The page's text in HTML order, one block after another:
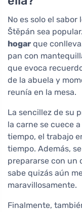
No es solo el sabor
Štěpán sea
hogar que
pan con
que evoca
de la abuela y
reunía en la mesa.
La sencillez de su
la carne se cuece
tiempo, el trabajo
tiempo. Además,
prepararse con un
sabe quizás aún
maravillosamente.
Finalmente,